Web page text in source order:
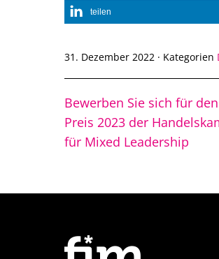
teilen
31. Dezember 2022 · Kategorien
Bewerben Sie sich für
Preis 2023 der
für Mixed Leadership